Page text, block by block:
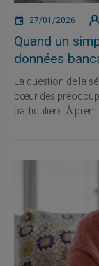
27/01/2026
Quand un
données
La question de la
cœur des
particuliers. À